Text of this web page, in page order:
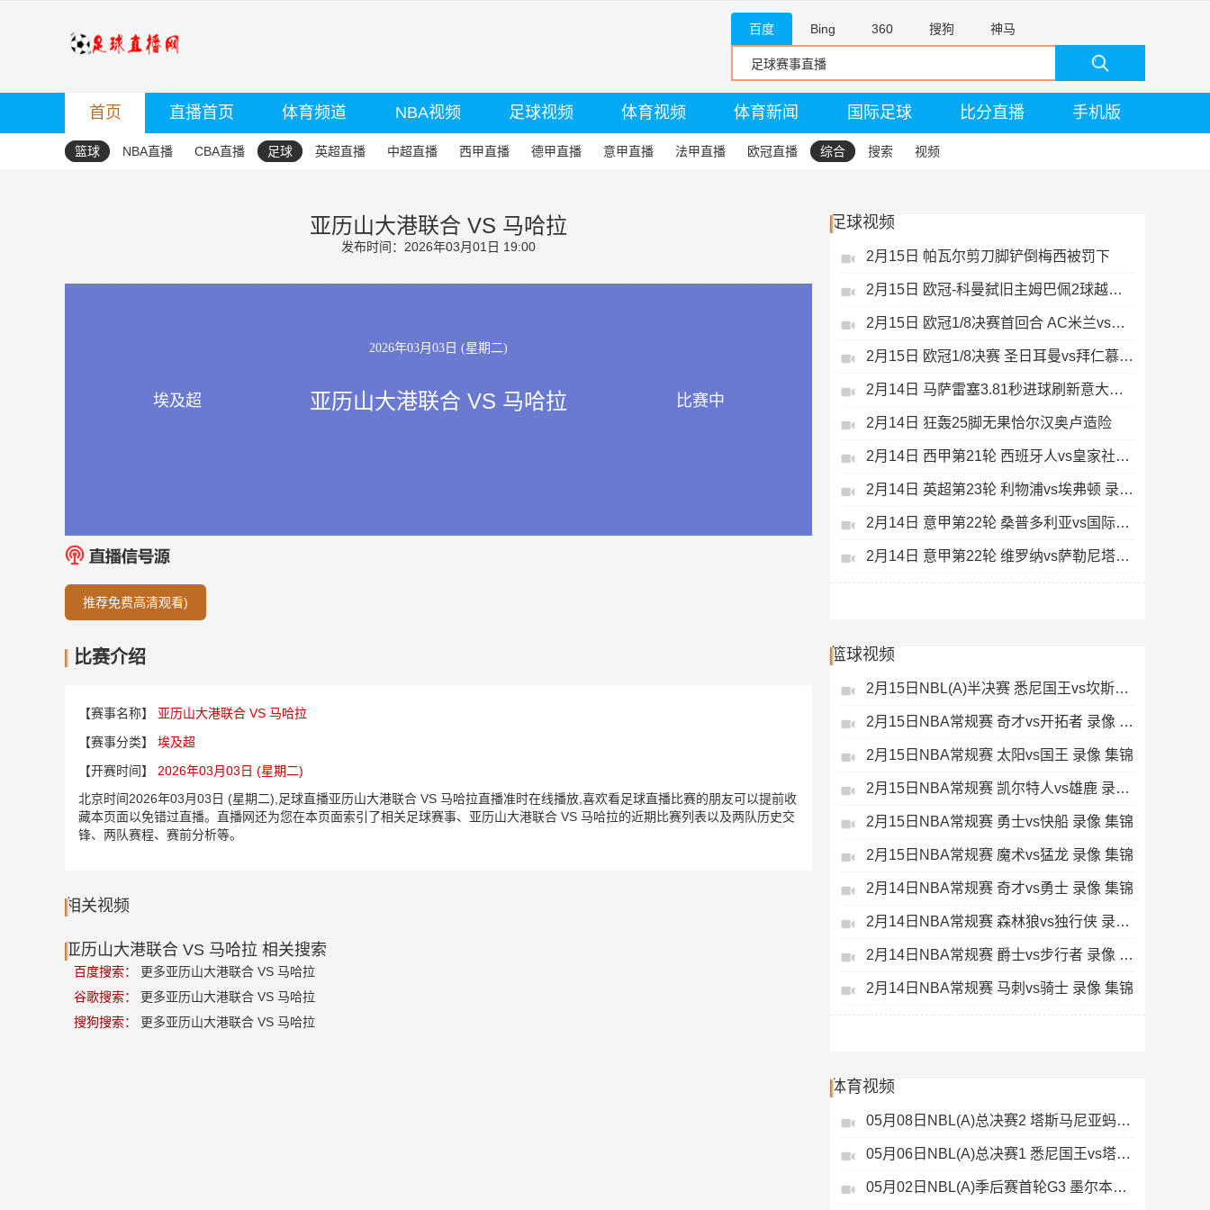
百度 Bing 360 搜狗 神马
首页 直播首页 体育频道 NBA视频 足球视频 体育视频 体育新闻 国际足球 比分直播 手机版
篮球 NBA直播 CBA直播 足球 英超直播 中超直播 西甲直播 德甲直播 意甲直播 法甲直播 欧冠直播 综合 搜索 视频
亚历山大港联合 VS 马哈拉
发布时间：2026年03月01日 19:00
2026年03月03日 (星期二)
埃及超 亚历山大港联合 VS 马哈拉 比赛中
推荐免费高清观看)
比赛介绍
【赛事名称】
亚历山大港联合 VS 马哈拉
【赛事分类】
埃及超
【开赛时间】
2026年03月03日 (星期二)
北京时间2026年03月03日 (星期二),足球直播亚历山大港联合 VS 马哈拉直播准时在线播放,喜欢看足球直播比赛的朋友可以提前收
藏本页面以免错过直播。直播网还为您在本页面索引了相关足球赛事、亚历山大港联合 VS 马哈拉的近期比赛列表以及两队历史交
锋、两队赛程、赛前分析等。
相关视频
亚历山大港联合 VS 马哈拉 相关搜索
百度搜索：
更多亚历山大港联合 VS 马哈拉
谷歌搜索：
更多亚历山大港联合 VS 马哈拉
搜狗搜索：
更多亚历山大港联合 VS 马哈拉
足球视频
2月15日 帕瓦尔剪刀脚铲倒梅西被罚下
2月15日 欧冠-科曼弑旧主姆巴佩2球越位无效
2月15日 欧冠1/8决赛首回合 AC米兰vs热刺 录像 集锦
2月15日 欧冠1/8决赛 圣日耳曼vs拜仁慕尼黑 录像 集锦
2月14日 马萨雷塞3.81秒进球刷新意大利历史
2月14日 狂轰25脚无果恰尔汉奥卢造险
2月14日 西甲第21轮 西班牙人vs皇家社会 录像 集锦
2月14日 英超第23轮 利物浦vs埃弗顿 录像 集锦
2月14日 意甲第22轮 桑普多利亚vs国际米兰 录像 集锦
2月14日 意甲第22轮 维罗纳vs萨勒尼塔纳 录像 集锦
篮球视频
2月15日NBL(A)半决赛 悉尼国王vs坎斯大班 录像 集锦
2月15日NBA常规赛 奇才vs开拓者 录像 集锦
2月15日NBA常规赛 太阳vs国王 录像 集锦
2月15日NBA常规赛 凯尔特人vs雄鹿 录像 集锦
2月15日NBA常规赛 勇士vs快船 录像 集锦
2月15日NBA常规赛 魔术vs猛龙 录像 集锦
2月14日NBA常规赛 奇才vs勇士 录像 集锦
2月14日NBA常规赛 森林狼vs独行侠 录像 集锦
2月14日NBA常规赛 爵士vs步行者 录像 集锦
2月14日NBA常规赛 马刺vs骑士 录像 集锦
体育视频
05月08日NBL(A)总决赛2 塔斯马尼亚蚂蚁vs悉尼国王 录像
05月06日NBL(A)总决赛1 悉尼国王vs塔斯马尼亚蚂蚁 全场录像
05月02日NBL(A)季后赛首轮G3 墨尔本联 - 塔斯马尼亚蚂蚁 录像集锦